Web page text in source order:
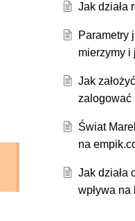
Jak działa
Parametry
mierzymy i
Jak
zalogować
Świat
na
Jak działa
wpływa na